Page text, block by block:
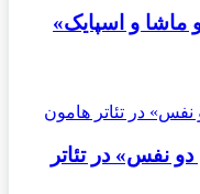
ماشا و اسپایک»
نفس» در تئاتر